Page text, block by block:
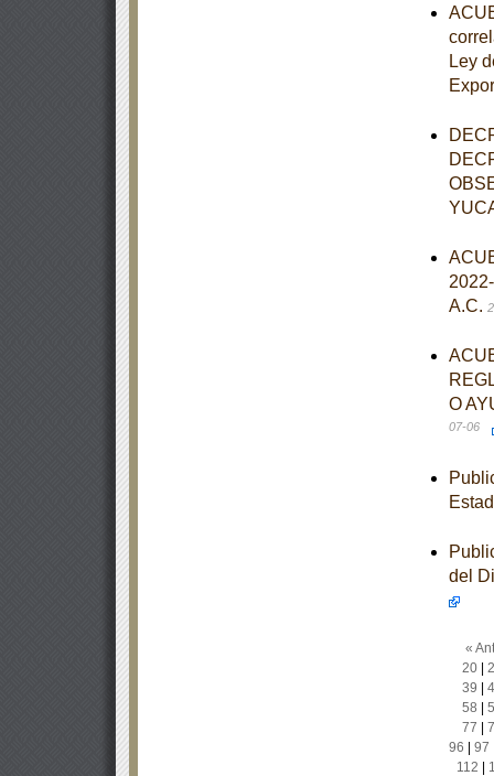
Ley
A.C.
O
07-06
del
«
20|
39
58
77
96
97
112